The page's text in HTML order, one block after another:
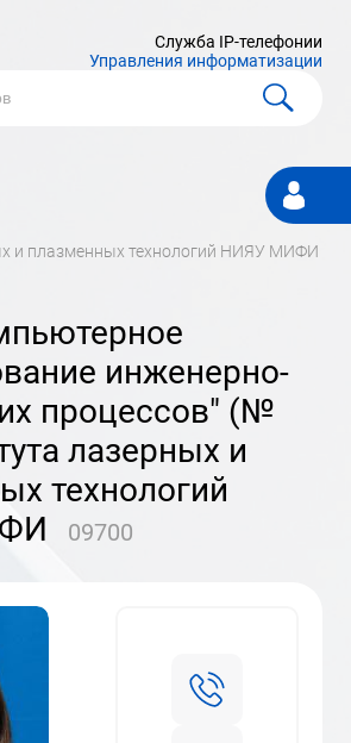
Служба IP-телефонии
Управления информатизации
Личный
кабинет
и плазменных технологий НИЯУ МИФИ
инженерно-
процессов" (№
лазерных и
технологий
09700